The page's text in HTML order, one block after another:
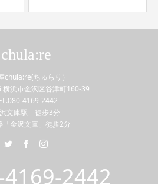
chula:re
chula:re(ちゅらり）
横浜市金沢区谷津町160-39
4169-2442
文庫駅 徒歩3分
「金沢文庫」徒歩2分
2442